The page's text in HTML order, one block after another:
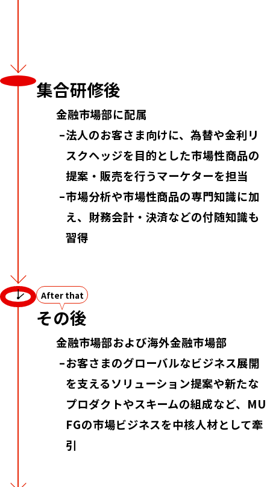
集合研修後
金融市場部に配属
法人のお客さま向けに、為替や金利リ
スクヘッジを目的とした市場性商品の
提案・販売を行うマーケターを担当
市場分析や市場性商品の専門知識に加
え、財務会計・決済などの付随知識も
習得
After that
その後
金融市場部および海外金融市場部
お客さまのグローバルなビジネス展開
を支えるソリューション提案や新たな
プロダクトやスキームの組成など、MU
FGの市場ビジネスを中核人材として牽
引